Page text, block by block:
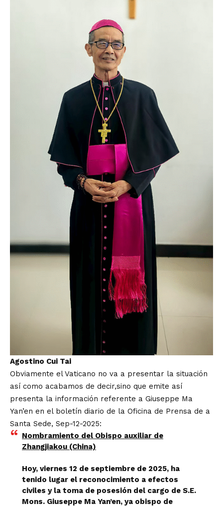
Agostino Cui Tai
Obviamente el Vaticano no va a presentar la situación
así como acabamos de decir,sino que emite así
presenta la información referente a Giuseppe Ma
Yan’en en el boletín diario de la Oficina de Prensa de a
Santa Sede, Sep-12-2025:
Nombramiento del Obispo auxiliar de
Zhangjiakou (China)
Hoy, viernes 12 de septiembre de 2025, ha
tenido lugar el reconocimiento a efectos
civiles y la toma de posesión del cargo de S.E.
Mons. Giuseppe Ma Yan’en, ya obispo de